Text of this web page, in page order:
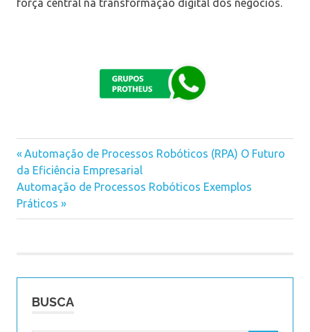
força central na transformação digital dos negócios.
Navegação
de
Post
Previous
Post:
Automação de Processos Robóticos (RPA) O Futuro
da Eficiência Empresarial
Next
Post:
Automação de Processos Robóticos Exemplos
Práticos
BUSCA